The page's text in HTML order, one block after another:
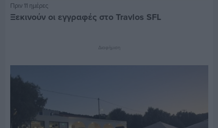
Πριν 11 ημέρες
Ξεκινούν οι εγγραφές στο Travlos SFL
Διαφήμιση